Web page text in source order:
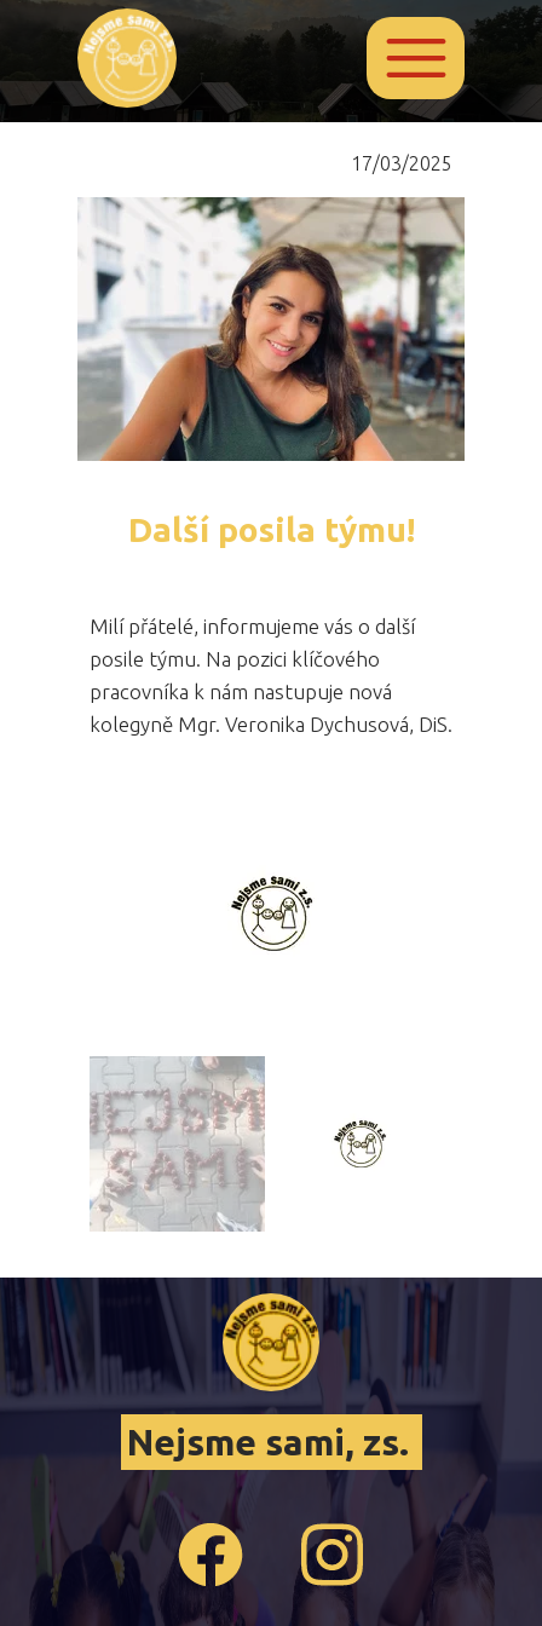
17/03/2025
Další posila týmu!
Milí přátelé, informujeme vás o další
posile týmu. Na pozici klíčového
pracovníka k nám nastupuje nová
kolegyně Mgr. Veronika Dychusová, DiS.
Nejsme sami, zs.